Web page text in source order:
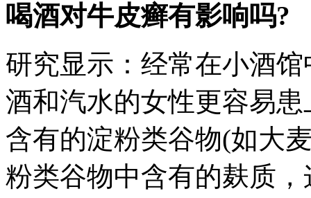
喝酒对牛皮癣有影响吗?
研究显示：经常在小酒
酒和汽水的女性更容易
含有的淀粉类谷物(如大
粉类谷物中含有的麸质